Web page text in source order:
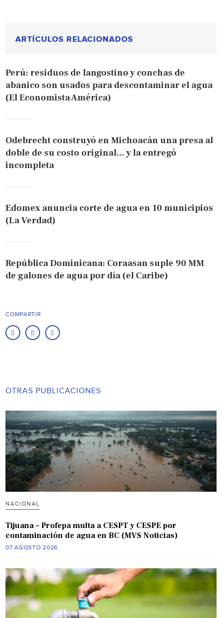
ARTÍCULOS RELACIONADOS
Perú: residuos de langostino y conchas de
abanico son usados para descontaminar el agua
(El Economista América)
Odebrecht construyó en Michoacán una presa al
doble de su costo original… y la entregó
incompleta
Edomex anuncia corte de agua en 10 municipios
(La Verdad)
República Dominicana: Coraasan suple 90 MM
de galones de agua por día (el Caribe)
COMPARTIR
OTRAS PUBLICACIONES
NACIONAL
Tijuana – Profepa multa a CESPT y CESPE por
contaminación de agua en BC (MVS Noticias)
07 AGOSTO 2026